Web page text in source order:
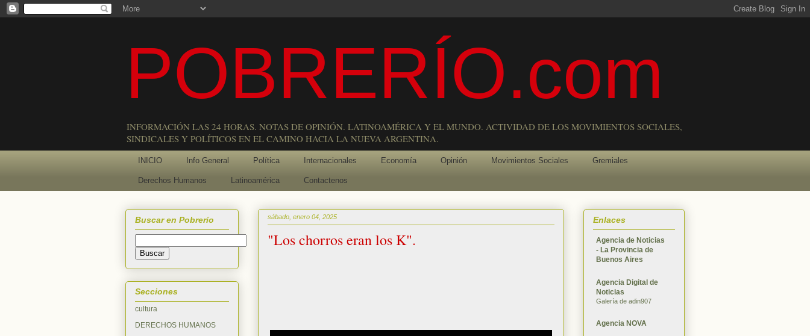
POBRERÍO.com
INFORMACIÓN LAS 24 HORAS. NOTAS DE OPINIÓN. LATINOAMÉRICA Y EL MUNDO. ACTIVIDAD DE LOS MOVIMIENTOS SOCIALES,
SINDICALES Y POLÍTICOS EN EL CAMINO HACIA LA NUEVA ARGENTINA.
INICIO Info General Política Internacionales Economía Opinión Movimientos Sociales Gremiales
Derechos Humanos Latinoamérica Contactenos
sábado, enero 04, 2025
"Los chorros eran los K".
Buscar en Pobrerío
Secciones
cultura
DERECHOS HUMANOS
Enlaces
Agencia de Noticias
- La Provincia de
Buenos Aires
Agencia Digital de
Noticias
Galería de adin907
Agencia NOVA